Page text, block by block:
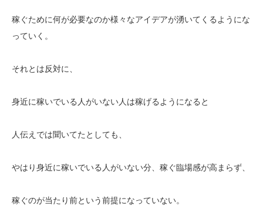
稼ぐために何が必要なのか様々なアイデアが湧いてくるようにな
っていく。
それとは反対に、
身近に稼いでいる人がいない人は稼げるようになると
人伝えでは聞いてたとしても、
やはり身近に稼いでいる人がいない分、稼ぐ臨場感が高まらず、
稼ぐのが当たり前という前提になっていない。